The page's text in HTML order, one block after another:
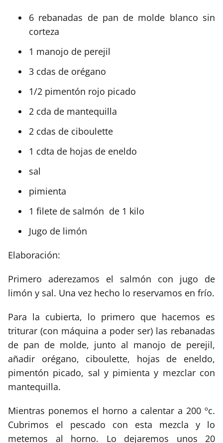
6 rebanadas de pan de molde blanco sin
corteza
1 manojo de perejil
3 cdas de orégano
1/2 pimentón rojo picado
2 cda de mantequilla
2 cdas de ciboulette
1 cdta de hojas de eneldo
sal
pimienta
1 filete de salmón de 1 kilo
Jugo de limón
Elaboración:
Primero aderezamos el salmón con jugo de
limón y sal. Una vez hecho lo reservamos en frío.
Para la cubierta, lo primero que hacemos es
triturar (con máquina a poder ser) las rebanadas
de pan de molde, junto al manojo de perejil,
añadir orégano, ciboulette, hojas de eneldo,
pimentón picado, sal y pimienta y mezclar con
mantequilla.
Mientras ponemos el horno a calentar a 200 ºc.
Cubrimos el pescado con esta mezcla y lo
metemos al horno. Lo dejaremos unos 20